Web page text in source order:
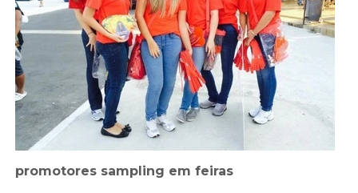
promotores sampling em feiras